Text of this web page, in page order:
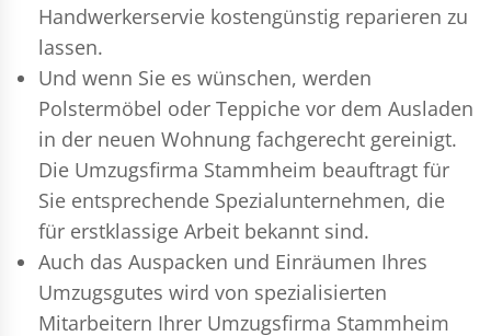
Handwerkerservie kostengünstig reparieren zu
lassen.
Und wenn Sie es wünschen, werden
Polstermöbel oder Teppiche vor dem Ausladen
in der neuen Wohnung fachgerecht gereinigt.
Die Umzugsfirma Stammheim beauftragt für
Sie entsprechende Spezialunternehmen, die
für erstklassige Arbeit bekannt sind.
Auch das Auspacken und Einräumen Ihres
Umzugsgutes wird von spezialisierten
Mitarbeitern Ihrer Umzugsfirma Stammheim